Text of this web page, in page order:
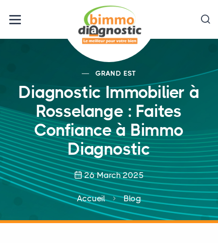
GRAND EST
Diagnostic Immobilier à
Rosselange : Faites
Confiance à Bimmo
Diagnostic
26 March 2025
Accueil Blog